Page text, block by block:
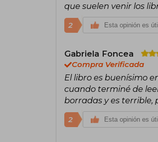
que suelen venir los
2 Esta opinión es útil
Gabriela Foncea
Compra Verificada
El libro es buenísimo
cuando terminé de
borradas y es terrible,
2 Esta opinión es útil